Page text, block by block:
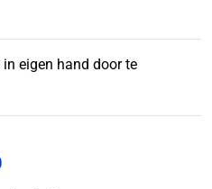
eigen hand door te